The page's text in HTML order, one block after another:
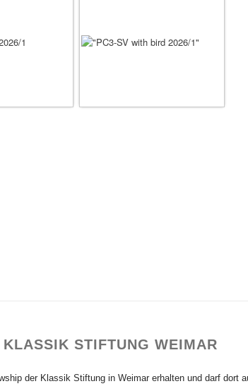
STIFTUNG WEIMAR
der Klassik Stiftung in Weimar erhalten und darf dort